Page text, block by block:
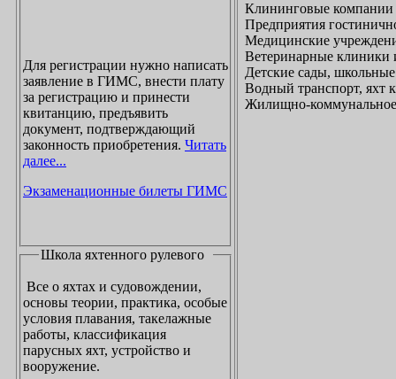
Для регистрации нужно написать
заявление в ГИМС, внести плату
за регистрацию и принести
квитанцию, предъявить
документ, подтверждающий
законность приобретения. Читать
далее...
Экзаменационные билеты ГИМС
Школа яхтенного рулевого
Все о яхтах и судовождении,
основы теории, практика, особые
условия плавания, такелажные
работы, классификация
парусных яхт, устройство и
вооружение.
Клининговые компании
Предприятия
Медицинские
Ветеринарные клиники
Детские сады,
Водный транспорт,
Жилищно-коммунальное